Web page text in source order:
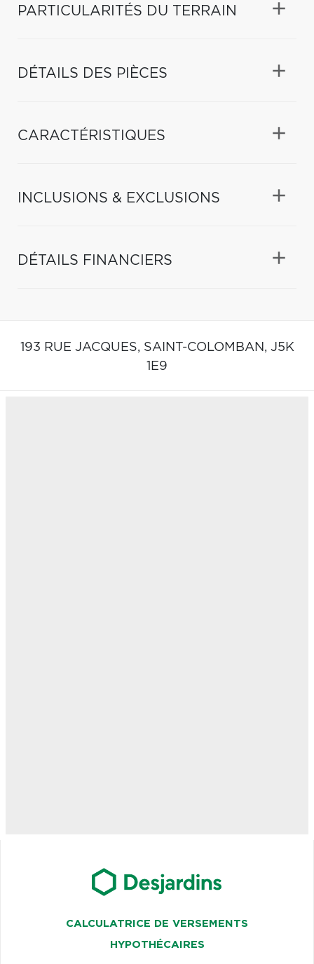
PARTICULARITÉS DU TERRAIN
DÉTAILS DES PIÈCES
CARACTÉRISTIQUES
INCLUSIONS & EXCLUSIONS
DÉTAILS FINANCIERS
193 RUE JACQUES, SAINT-COLOMBAN, J5K
1E9
CALCULATRICE DE VERSEMENTS
HYPOTHÉCAIRES